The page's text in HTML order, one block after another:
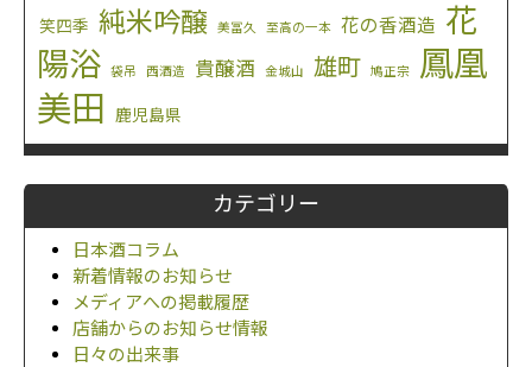
笑四季 純米吟醸 美冨久 至高の一本 花の香酒造 花
陽浴
袋吊 西酒造 貴醸酒 金城山 雄町 鳩正宗
鳳凰
美田
鹿児島県
カテゴリー
日本酒コラム
新着情報のお知らせ
メディアへの掲載履歴
店舗からのお知らせ情報
日々の出来事